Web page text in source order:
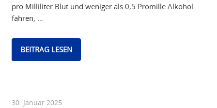
pro Milliliter Blut und weniger als 0,5 Promille Alkohol
fahren, …
BEITRAG LESEN
30. Januar 2025